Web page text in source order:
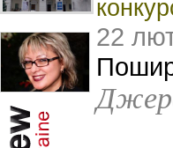
22